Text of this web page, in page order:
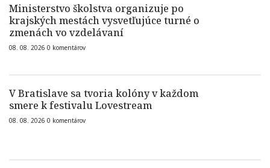
Ministerstvo školstva organizuje po
krajských mestách vysvetľujúce turné o
zmenách vo vzdelávaní
08. 08. 2026 0 komentárov
V Bratislave sa tvoria kolóny v každom
smere k festivalu Lovestream
08. 08. 2026 0 komentárov